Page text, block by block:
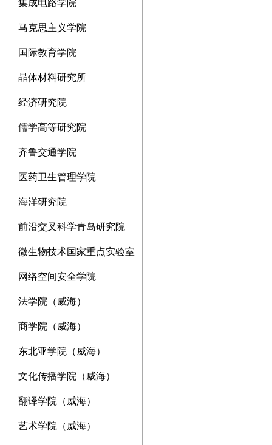
集成电路学院
马克思主义学院
国际教育学院
晶体材料研究所
经济研究院
儒学高等研究院
齐鲁交通学院
医药卫生管理学院
海洋研究院
前沿交叉科学青岛研究院
微生物技术国家重点实验室
网络空间安全学院
法学院（威海）
商学院（威海）
东北亚学院（威海）
文化传播学院（威海）
翻译学院（威海）
艺术学院（威海）